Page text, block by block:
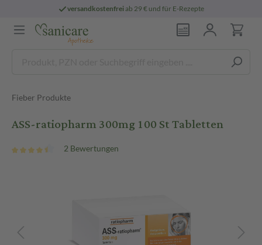
versandkostenfreiab 29 € und für E-Rezepte
Fieber Produkte
ASS-ratiopharm 300mg 100 St Tabletten
2 Bewertungen